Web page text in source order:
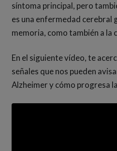
síntoma principal, pero
es una enfermedad cerebral
memoria, como también a la
En el siguiente vídeo, te
señales que nos pueden
Alzheimer y cómo progresa